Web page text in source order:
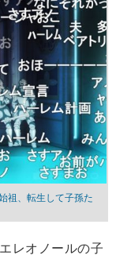
祖、転生して子孫た
レオノールの子